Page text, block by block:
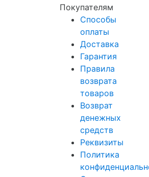
Покупателям
Способы
оплаты
Доставка
Гарантия
Правила
возврата
товаров
Возврат
денежных
средств
Реквизиты
Политика